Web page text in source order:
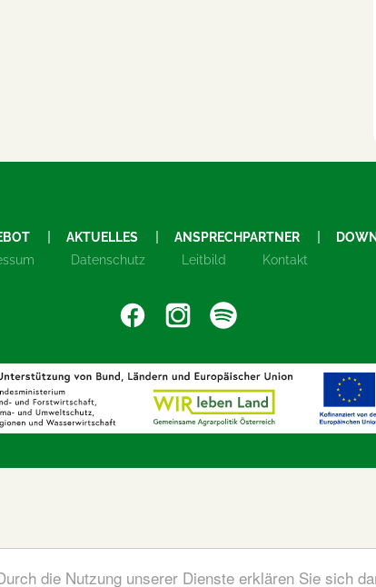
die Nutzung unserer Dienste erklären Sie sich
AKTUELLES ANSPRECHPARTNER
Datenschutz Leitbild Kontakt